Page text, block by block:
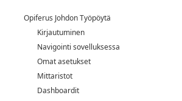
Opiferus Johdon Työpöytä
Kirjautuminen
Navigointi sovelluksessa
Omat asetukset
Mittaristot
Dashboardit